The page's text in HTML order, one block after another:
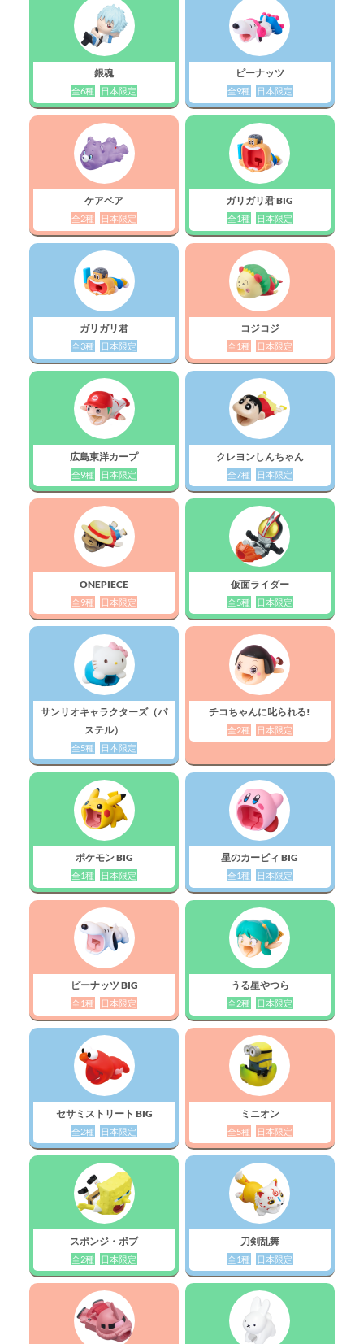
銀魂
全6種 日本限定
ピーナッツ
全9種 日本限定
ケアベア
全2種 日本限定
ガリガリ君 BIG
全1種 日本限定
ガリガリ君
全3種 日本限定
コジコジ
全1種 日本限定
広島東洋カープ
全9種 日本限定
クレヨンしんちゃん
全7種 日本限定
ONEPIECE
全9種 日本限定
仮面ライダー
全5種 日本限定
サンリオキャラクターズ（パ
ステル）
全5種 日本限定
チコちゃんに叱られる!
全2種 日本限定
ポケモン BIG
全1種 日本限定
星のカービィ BIG
全1種 日本限定
ピーナッツ BIG
全1種 日本限定
うる星やつら
全2種 日本限定
セサミストリート BIG
全2種 日本限定
ミニオン
全5種 日本限定
スポンジ・ボブ
全2種 日本限定
刀剣乱舞
全1種 日本限定